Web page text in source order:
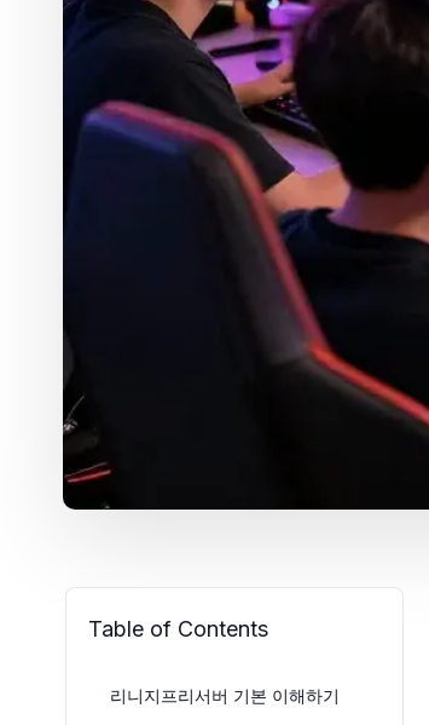
Table of Contents
리니지프리서버 기본 이해하기